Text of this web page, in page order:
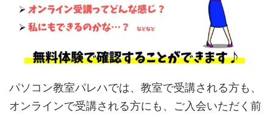
パソコン教室パレハでは、教室で受講される方も、
オンラインで受講される方にも、ご入会いただく前